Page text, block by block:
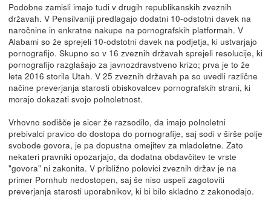
Podobne zamisli imajo tudi v drugih republikanskih zveznih
državah. V Pensilvaniji predlagajo dodatni 10-odstotni davek na
naročnine in enkratne nakupe na pornografskih platformah. V
Alabami so že sprejeli 10-odstotni davek na podjetja, ki ustvarjajo
pornografijo. Skupno so v 16 zveznih državah sprejeli resolucije, ki
pornografijo razglašajo za javnozdravstveno krizo; prva je to že
leta 2016 storila Utah. V 25 zveznih državah pa so uvedli različne
načine preverjanja starosti obiskovalcev pornografskih strani, ki
morajo dokazati svojo polnoletnost.
Vrhovno sodišče je sicer že razsodilo, da imajo polnoletni
prebivalci pravico do dostopa do pornografije, saj sodi v širše polje
svobode govora, je pa dopustna omejitev za mladoletne. Zato
nekateri pravniki opozarjajo, da dodatna obdavčitev te vrste
"govora" ni zakonita. V približno polovici zveznih držav je na
primer Pornhub nedostopen, saj še niso uspeli zagotoviti
preverjanja starosti uporabnikov, ki bi bilo skladno z zakonodajo.